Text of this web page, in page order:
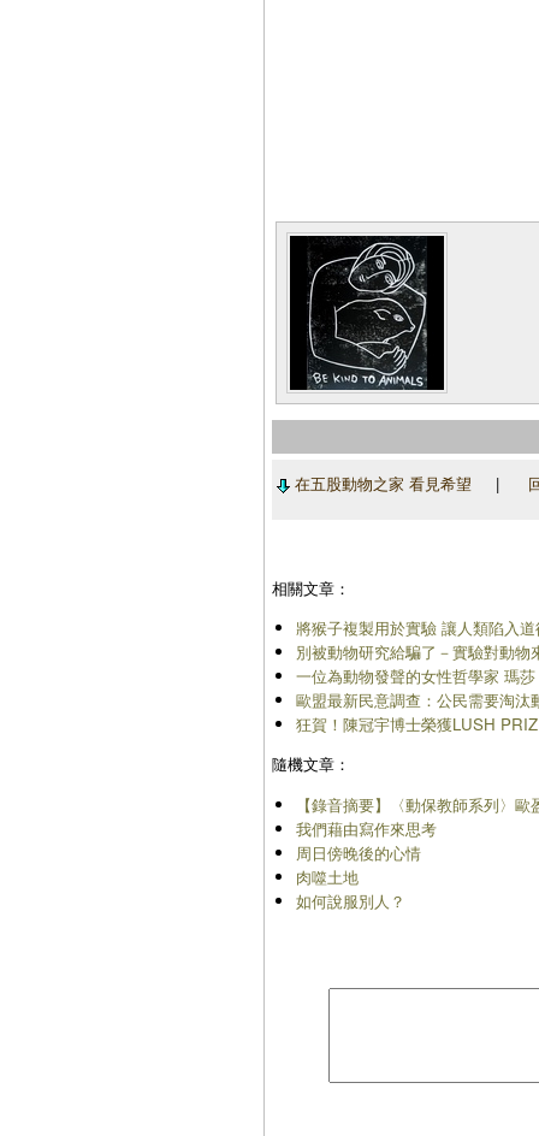
在五股動物之家 看見希望 |
相關文章：
將猴子複製用於實驗 讓人類陷入
別被動物研究給騙了－實驗對動物
一位為動物發聲的女性哲學家 瑪
歐盟最新民意調查：公民需要淘汰
狂賀！陳冠宇博士榮獲LUSH
隨機文章：
【錄音摘要】〈動保教師系列〉
我們藉由寫作來思考
周日傍晚後的心情
肉噬土地
如何說服別人？